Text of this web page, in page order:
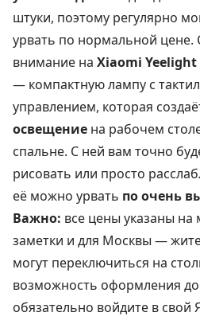
штуки, поэтому регулярно
урвать по нормальной цене.
внимание на Xiaomi Yeelight
— компактную лампу с
управлением, которая
освещение на рабочем
спальне. С ней вам точно
рисовать или просто
её можно урвать по очень
Важно: все цены указаны на
заметки и для Москвы —
могут переключиться на
возможность оформления
обязательно войдите в свой